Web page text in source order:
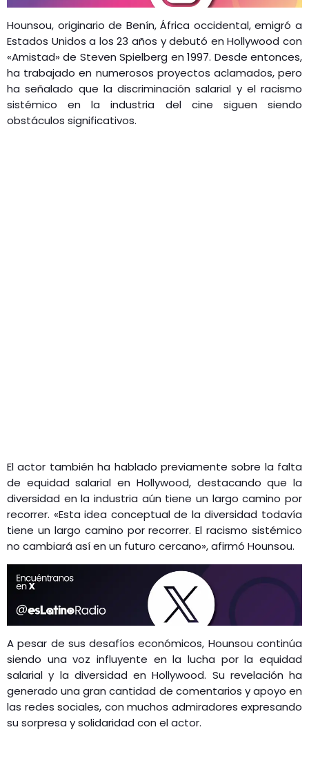
Hounsou, originario de Benín, África occidental, emigró a
Estados Unidos a los 23 años y debutó en Hollywood con
«Amistad» de Steven Spielberg en 1997. Desde entonces,
ha trabajado en numerosos proyectos aclamados, pero
ha señalado que la discriminación salarial y el racismo
sistémico en la industria del cine siguen siendo
obstáculos significativos.
El actor también ha hablado previamente sobre la falta
de equidad salarial en Hollywood, destacando que la
diversidad en la industria aún tiene un largo camino por
recorrer. «Esta idea conceptual de la diversidad todavía
tiene un largo camino por recorrer. El racismo sistémico
no cambiará así en un futuro cercano», afirmó Hounsou.
A pesar de sus desafíos económicos, Hounsou continúa
siendo una voz influyente en la lucha por la equidad
salarial y la diversidad en Hollywood. Su revelación ha
generado una gran cantidad de comentarios y apoyo en
las redes sociales, con muchos admiradores expresando
su sorpresa y solidaridad con el actor.